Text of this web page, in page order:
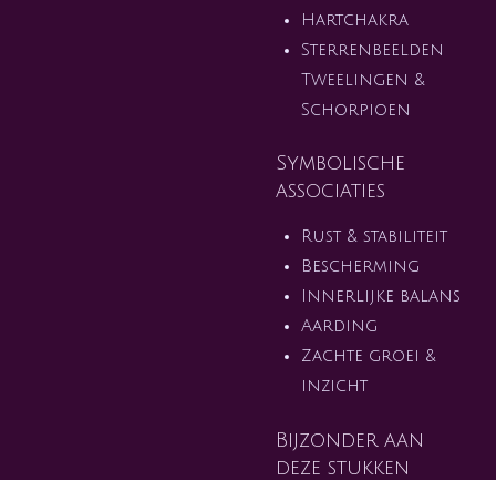
Hartchakra
Sterrenbeelden
Tweelingen &
Schorpioen
Symbolische
associaties
Rust & stabiliteit
Bescherming
Innerlijke balans
Aarding
Zachte groei &
inzicht
Bijzonder aan
deze stukken